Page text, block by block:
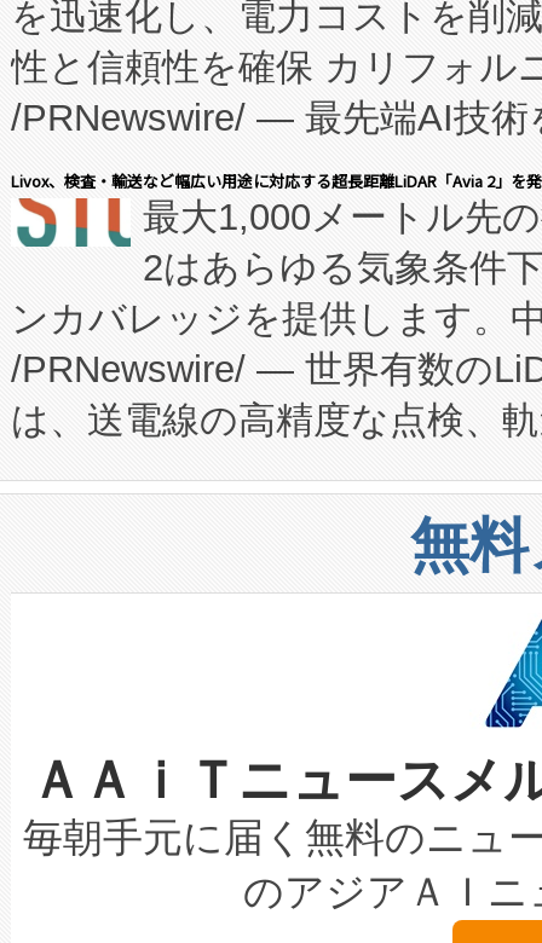
従来のフェッドバッチ施設の
に、患者やサプライチェーン
キー方式で拡張性が高く、持
す。FCCM‑を活用した現地生
患者にとっての費用負担を大
のアクセスを大幅に拡大する
Fully-Connected Continuous
プログラムには、施設設計・
に関する技術移転および知的
構造化トレーニングカリキュ
上げおよび商用化段階におけ
設備整備および立ち上げ調整
加組織は、Enzeneのバイオ
選定された製品について、自
取得できる可能性もあります
設には、3億～4億ドルかか
最高経営責任者（CEO）であ
す。「当社のfully-connected
ームを利用すれば、6,000万
を迅速化し、電力コストを削
性と信頼性を確保 カリフォル
/PRNewswire/ — 最先端AI技術
会社エーアイ・アンド：本社
President原信平）と、エンタ
ードするVoltaiqは、日本にあ
ーエネルギー貯蔵システム（
た。 Voltaiq独自のAI搭載プラ
定、統合、導入、運用に至る
安全性を追跡し、確保する事
増加しているデータセンター
る電力網に大きな負担をかけ
事業者の負担軽減という課題
系統連系を迅速にし、ピーク
限を超えて利用可能な電力容
持できるよう貢献します。こ
ービスレベル契約（SLA）違
テリー性能の劣化によるダウ
念は、現在データセンターが
Livox、検査・輸送など幅広い用途に対応する超長距離LiDAR「Avia 2」を
最大1,000メートル先
2はあらゆる気象条件
ンカバレッジを提供します。
/PRNewswire/ — 世界有数の
は、送電線の高精度な点検、
や穀物倉庫におけるバルク材
リューション「Avia 2」を発
したAvia 2は、1,000メート
狭視野のFOVを切り替えるこ
ケーブル、枝などの細かな対
なレーザースポットにより、
な環境下でも豊かなディテー
キロメートル範囲を検出
LiDAR for Inspections,
は1535 nmレーザーを搭載。
無
ＡＡｉＴニュース
毎朝手元に届く無料のニュ
のアジアＡＩ